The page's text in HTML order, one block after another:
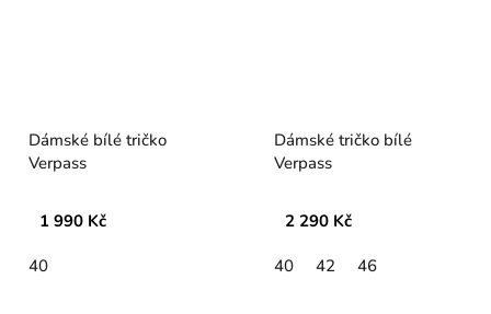
Dámské bílé tričko
Verpass
1 990 Kč
40
Dámské tričko bílé
Verpass
2 290 Kč
40 42 46